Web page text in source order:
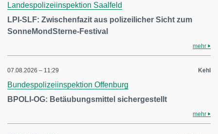
Landespolizeiinspektion Saalfeld
LPI-SLF: Zwischenfazit aus polizeilicher Sicht zum
SonneMondSterne-Festival
mehr
07.08.2026 – 11:29 Kehl
Bundespolizeiinspektion Offenburg
BPOLI-OG: Betäubungsmittel sichergestellt
mehr